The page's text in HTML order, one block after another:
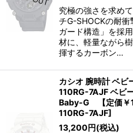
究極の強さを求め
チG-SHOCKの耐
ガード構造」を採
材に、軽量ながら
揮するカーボン…
カシオ 腕時計 ベビ
110RG-7AJF ベビ
Baby-G 【定価￥
110RG-7AJF]
13,200円(税込)